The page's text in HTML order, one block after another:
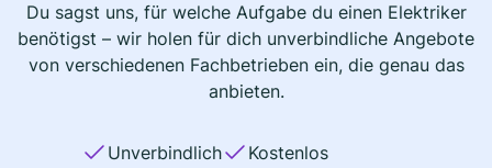
Du sagst uns, für welche Aufgabe du einen Elektriker
benötigst – wir holen für dich unverbindliche Angebote
von verschiedenen Fachbetrieben ein, die genau das
anbieten.
Unverbindlich
Kostenlos